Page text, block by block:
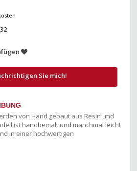
Sie mich!
von Hand gebaut aus Resin und
ist handbemalt und manchmal leicht
in einer hochwertigen